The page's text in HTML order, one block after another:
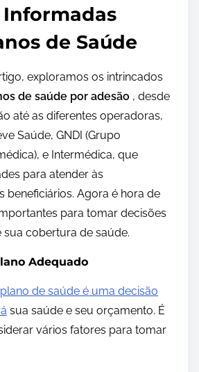
Informadas
de Saúde
exploramos os intrincados
de saúde por adesão , desde
até as diferentes operadoras,
Saúde, GNDI (Grupo
e Intermédica, que
para atender às
beneficiários. Agora é hora de
para tomar decisões
cobertura de saúde.
Adequado
plano de saúde é uma decisão
sua saúde e seu orçamento. É
vários fatores para tomar